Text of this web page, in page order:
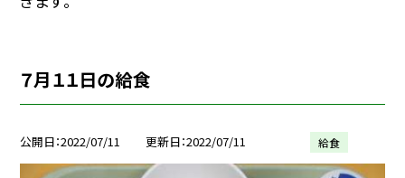
７月１１日の給食
公開日 2022/07/11 更新日 2022/07/11 給食